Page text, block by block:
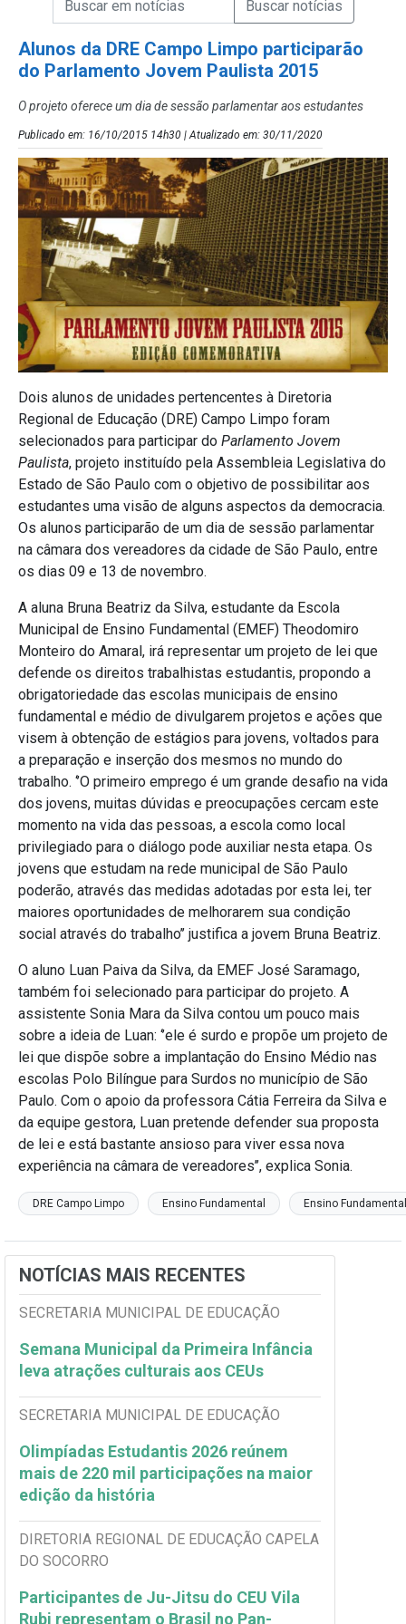
Alunos da DRE Campo Limpo participarão
do Parlamento Jovem Paulista 2015
O projeto oferece um dia de sessão parlamentar aos estudantes
Publicado em: 16/10/2015 14h30 | Atualizado em: 30/11/2020
Dois alunos de unidades pertencentes à Diretoria
Regional de Educação (DRE) Campo Limpo foram
selecionados para participar do Parlamento Jovem
Paulista, projeto instituído pela Assembleia Legislativa do
Estado de São Paulo com o objetivo de possibilitar aos
estudantes uma visão de alguns aspectos da democracia.
Os alunos participarão de um dia de sessão parlamentar
na câmara dos vereadores da cidade de São Paulo, entre
os dias 09 e 13 de novembro.
A aluna Bruna Beatriz da Silva, estudante da Escola
Municipal de Ensino Fundamental (EMEF) Theodomiro
Monteiro do Amaral, irá representar um projeto de lei que
defende os direitos trabalhistas estudantis, propondo a
obrigatoriedade das escolas municipais de ensino
fundamental e médio de divulgarem projetos e ações que
visem à obtenção de estágios para jovens, voltados para
a preparação e inserção dos mesmos no mundo do
trabalho. ‘’O primeiro emprego é um grande desafio na vida
dos jovens, muitas dúvidas e preocupações cercam este
momento na vida das pessoas, a escola como local
privilegiado para o diálogo pode auxiliar nesta etapa. Os
jovens que estudam na rede municipal de São Paulo
poderão, através das medidas adotadas por esta lei, ter
maiores oportunidades de melhorarem sua condição
social através do trabalho’’ justifica a jovem Bruna Beatriz.
O aluno Luan Paiva da Silva, da EMEF José Saramago,
também foi selecionado para participar do projeto. A
assistente Sonia Mara da Silva contou um pouco mais
sobre a ideia de Luan: ‘’ele é surdo e propõe um projeto de
lei que dispõe sobre a implantação do Ensino Médio nas
escolas Polo Bilíngue para Surdos no município de São
Paulo. Com o apoio da professora Cátia Ferreira da Silva e
da equipe gestora, Luan pretende defender sua proposta
de lei e está bastante ansioso para viver essa nova
experiência na câmara de vereadores’’, explica Sonia.
DRE Campo Limpo Ensino Fundamental Ensino
NOTÍCIAS MAIS RECENTES
SECRETARIA MUNICIPAL DE EDUCAÇÃO
Semana Municipal da Primeira Infância
leva atrações culturais aos CEUs
SECRETARIA MUNICIPAL DE EDUCAÇÃO
Olimpíadas Estudantis 2026 reúnem
mais de 220 mil participações na maior
edição da história
DIRETORIA REGIONAL DE EDUCAÇÃO CAPELA
DO SOCORRO
Participantes de Ju-Jitsu do CEU Vila
Rubi representam o Brasil no Pan-